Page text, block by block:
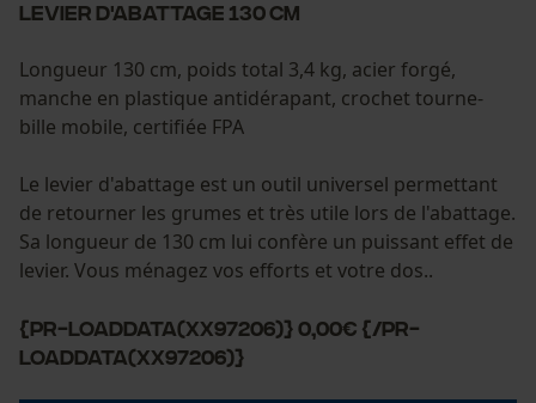
Levier d'abattage 130 cm
Longueur 130 cm, poids total 3,4 kg, acier forgé,
manche en plastique antidérapant, crochet tourne-
bille mobile, certifiée FPA
Le levier d'abattage est un outil universel permettant
de retourner les grumes et très utile lors de l'abattage.
Sa longueur de 130 cm lui confère un puissant effet de
levier. Vous ménagez vos efforts et votre dos..
{PR-LoadData(XX97206)} 0,00€ {/PR-
LoadData(XX97206)}